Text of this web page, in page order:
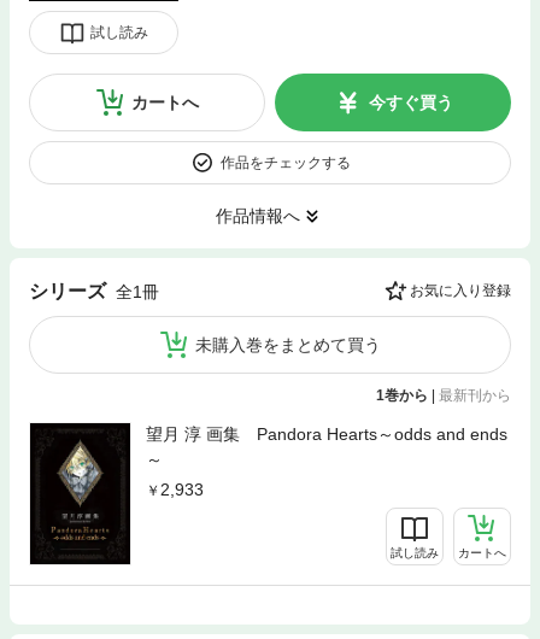
試し読み
カートへ 今すぐ買う
作品をチェックする
作品情報へ
シリーズ 全1冊 お気に入り登録
未購入巻をまとめて買う
1巻から | 最新刊から
望月 淳 画集 Pandora Hearts～odds and ends
～
2,933
試し読み カートへ